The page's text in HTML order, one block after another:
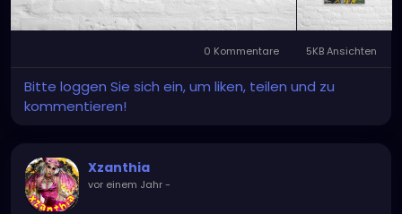
0 Kommentare 5KB Ansichten
Bitte loggen Sie sich ein, um liken, teilen und zu
kommentieren!
Xzanthia
vor einem Jahr-